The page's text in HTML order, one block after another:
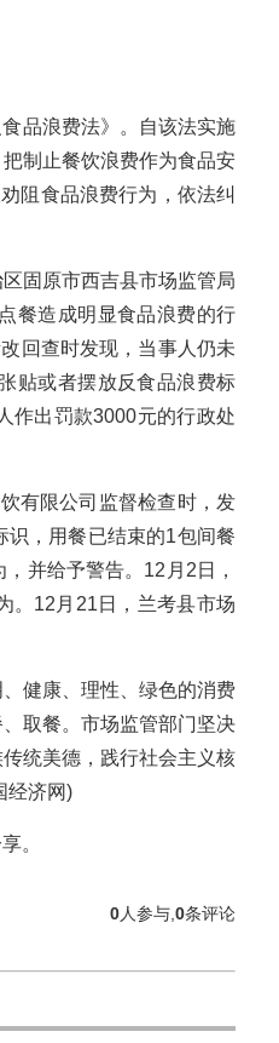
品浪费法》。自该法实施
制止餐饮浪费作为食品安
阻食品浪费行为，依法纠
固原市西吉县市场监管局
餐造成明显食品浪费的行
回查时发现，当事人仍未
贴或者摆放反食品浪费标
作出罚款3000元的行政处
有限公司监督检查时，发
识，用餐已结束的1包间餐
并给予警告。12月2日，
。12月21日，兰考县市场
健康、理性、绿色的消费
取餐。市场监管部门坚决
统美德，践行社会主义核
经济网)
。
0条评论
0人参与,